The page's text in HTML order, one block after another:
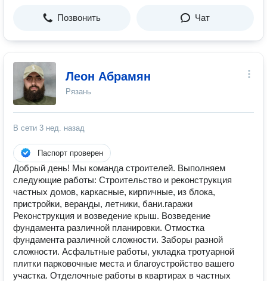
Позвонить Чат
Леон Абрамян
Рязань
В сети 3 нед. назад
Паспорт проверен
Дoбpый день! Мы команда строителей. Выполняем
следующие работы: Строительство и реконструкция
частных домов, каркасные, кирпичные, из блока,
пристройки, веранды, летники, бани.гаражи
Реконструкция и возведение крыш. Возведение
фундамента различной планировки. Отмостка
фундамента различной сложности. Заборы разной
сложности. Асфальтные работы, укладка тротуарной
плитки парковочные места и благоустройство вашего
участка. Отделочные работы в квартирах в частных